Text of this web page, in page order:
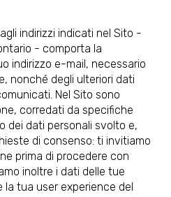
indirizzi indicati nel Sito -
- comporta la
indirizzo e-mail, necessario
nonché degli ulteriori dati
Nel Sito sono
corredati da specifiche
dei dati personali svolto e,
di consenso: ti invitiamo
prima di procedere con
inoltre i dati delle tue
la tua user experience del